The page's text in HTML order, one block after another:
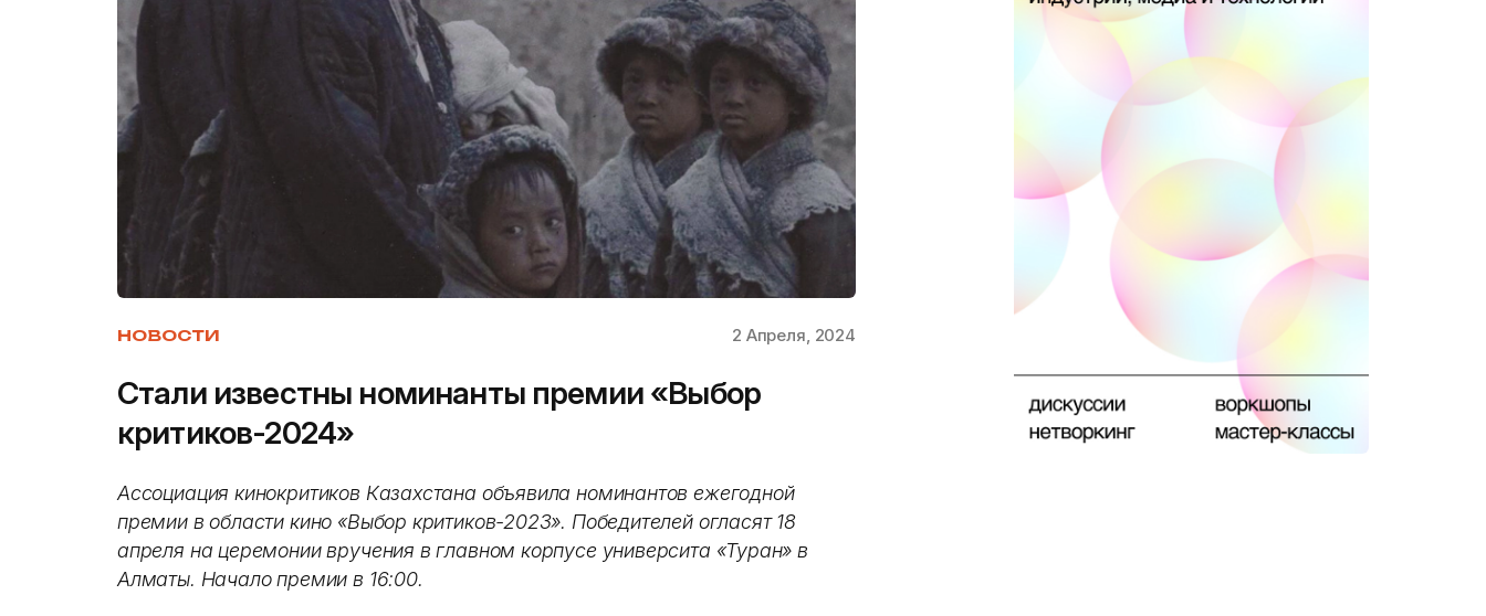
НОВОСТИ 2 Апреля, 2024
Стали известны номинанты премии «Выбор
критиков-2024»
Ассоциация кинокритиков Казахстана объявила номинантов ежегодной
премии в области кино «Выбор критиков-2023». Победителей огласят 18
апреля на церемонии вручения в главном корпусе университа «Туран» в
Алматы. Начало премии в 16:00.